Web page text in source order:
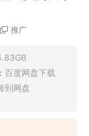
推广
百度网盘下载
到网盘